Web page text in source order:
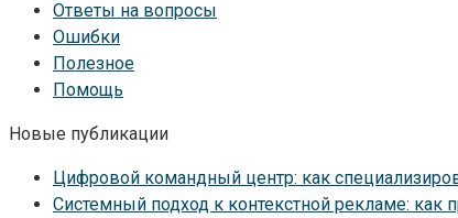
Ответы на вопросы
Ошибки
Полезное
Помощь
Новые публикации
Цифровой командный центр: как
Системный подход к контекстной рекламе: как